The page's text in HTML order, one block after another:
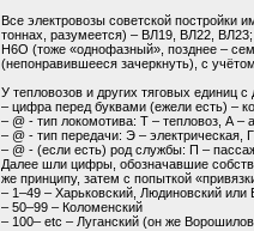
Все электровозы советской постройки
тоннах, разумеется) – ВЛ19, ВЛ22,
Н6О (тоже «однофазный», позднее –
(непонравившееся зачеркнуть), с
У тепловозов и других тяговых единиц
– цифра перед буквами (ежели есть) –
– @ - тип локомотива: Т – тепловоз, А
– @ - тип передачи: Э – электрическая,
– @ - (если есть) род службы: П –
Далее шли цифры, обозначавшие
же принципу, затем с попыткой
– 1–49 – Харьковский, Людиновский или
– 50–99 – Коломенский
– 100– etc – Луганский (он же